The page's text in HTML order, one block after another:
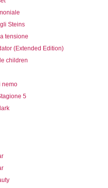
Steins
tensione
(Extended Edition)
children
nemo
5